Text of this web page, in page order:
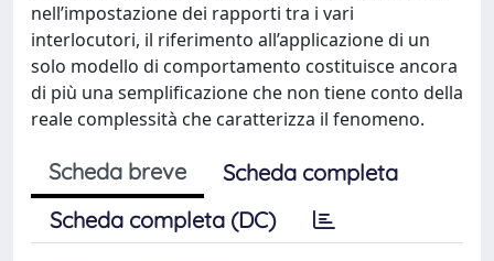
nell’impostazione dei rapporti tra i vari
interlocutori, il riferimento all’applicazione di un
solo modello di comportamento costituisce ancora
di più una semplificazione che non tiene conto della
reale complessità che caratterizza il fenomeno.
Scheda breve
Scheda completa
Scheda completa (DC)